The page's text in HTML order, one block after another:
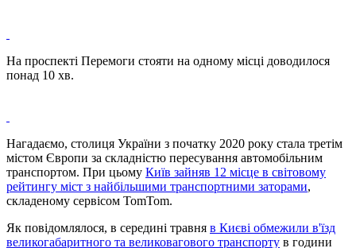
На проспекті Перемоги стояти на одному місці доводилося
понад 10 хв.
Нагадаємо, столиця України з початку 2020 року стала третім
містом Європи за складністю пересування автомобільним
транспортом. При цьому Київ зайняв 12 місце в світовому
рейтингу міст з найбільшими транспортними заторами,
складеному сервісом TomTom.
Як повідомлялося, в середині травня в Києві обмежили в'їзд
великогабаритного та великовагового транспорту в години